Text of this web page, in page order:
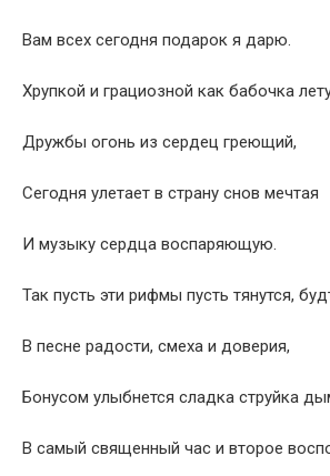
Вам всех сегодня подарок я дарю.
Хрупкой и грациозной как бабочка
Дружбы огонь из сердец греющий,
Сегодня улетает в страну снов мечтая
И музыку сердца воспаряющую.
Так пусть эти рифмы пусть тянутся,
В песне радости, смеха и доверия,
Бонусом улыбнется сладка струйка
В самый священный час и второе